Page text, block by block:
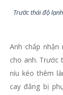
Trước thái độ
Anh chấp
cho anh. Trước
níu kéo thêm
cay đắng bị